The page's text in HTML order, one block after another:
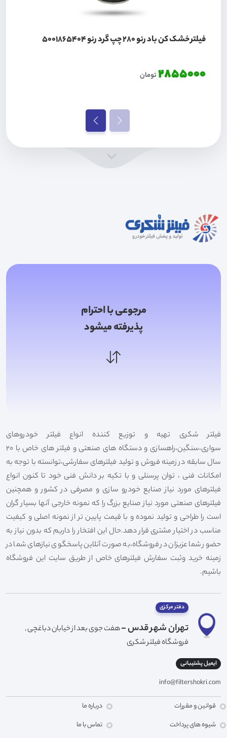
فیلتر خشک کن باد رنو 280 چپ گرد رنو 5001865404
2855000تومان
مرجوعی با احترام
پذیرفته میشود
فیلتر شکری تهیه و توزیع کننده انواع فیلتر خودروهای
سواری،سنگین،راهسازی و دستگاه های صنعتی و فیلتر های خاص با 20
سال سابقه در زمینه فروش و تولید فیلترهای سفارشی،توانسته با توجه به
امکانات فنی ، توان پرسنلی و با تکیه بر دانش فنی خود تا کنون انواع
فیلترهای مورد نیاز صنایع خودرو سازی و مصرفی در کشور و همچنین
فیلترهای صنعتی مورد نیاز صنایع بزرگ را که نمونه خارجی آنها بسیار گران
است را طراحی و تولید نموده و با قیمت پایین تر از نمونه اصلی و کیفیت
مناسب در اختیار مشتری قرار دهد.حال این افتخار را داریم که بدون نیاز به
حضور شما عزیزان در فروشگاه،به صورت آنلاین پاسخگوی نیازهای شما در
زمینه خرید وثبت سفارش فیلترهای خاص از طریق سایت این فروشگاه
باشیم.
دفتر مرکزی
تهران شهر قدس -هفت جوی بعد از خیابان دباغچی ,
فروشگاه فیلتر شکری
ایمیل پشتیبانی
info@filtershokri.com
قوانین و مقررات
شیوه های پرداخت
درباره ما
تماس با ما